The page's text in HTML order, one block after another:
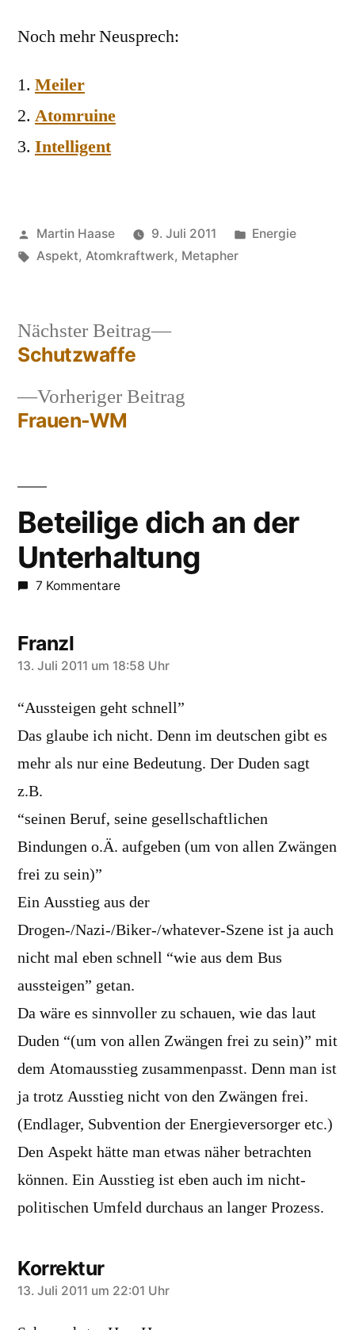
Noch mehr Neusprech:
Meiler
Atomruine
Intelligent
Veröffentlicht
von
Martin Haase 9. Juli 2011
Veröffentlicht
Energie
Schlagwörter:
Aspekt, Atomkraftwerk, Metapher
Beitragsnavigation
Vorheriger Beitrag
Frauen-WM
Nächster Beitrag
Nächster
Schutzwaffe
Beteilige dich an der
Unterhaltung
7 Kommentare
Franzl
sagt:
13. Juli 2011 um 18:58 Uhr
“Aussteigen geht schnell”
Das glaube ich nicht. Denn im deutschen gibt es
mehr als nur eine Bedeutung. Der Duden sagt
z.B.
“seinen Beruf, seine gesellschaftlichen
Bindungen o.Ä. aufgeben (um von allen Zwängen
frei zu sein)”
Ein Ausstieg aus der
Drogen-/Nazi-/Biker-/whatever-Szene ist ja auch
nicht mal eben schnell “wie aus dem Bus
aussteigen” getan.
Da wäre es sinnvoller zu schauen, wie das laut
Duden “(um von allen Zwängen frei zu sein)” mit
dem Atomausstieg zusammenpasst. Denn man ist
ja trotz Ausstieg nicht von den Zwängen frei.
(Endlager, Subvention der Energieversorger etc.)
Den Aspekt hätte man etwas näher betrachten
können. Ein Ausstieg ist eben auch im nicht-
politischen Umfeld durchaus an langer Prozess.
Korrektur
sagt:
13. Juli 2011 um 22:01 Uhr